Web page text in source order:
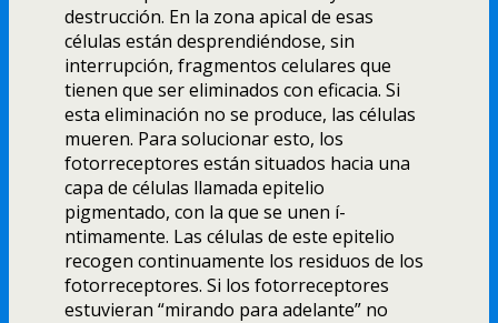
destrucción. En la zona apical de esas
células están desprendiéndose, sin
interrupción, fragmentos celulares que
tienen que ser eliminados con eficacia. Si
esta eliminación no se produce, las células
mueren. Para solucionar esto, los
fotorreceptores están situados hacia una
capa de células llamada epitelio
pigmentado, con la que se unen í­
ntimamente. Las células de este epitelio
recogen continuamente los residuos de los
fotorreceptores. Si los fotorreceptores
estuvieran “mirando para adelante” no